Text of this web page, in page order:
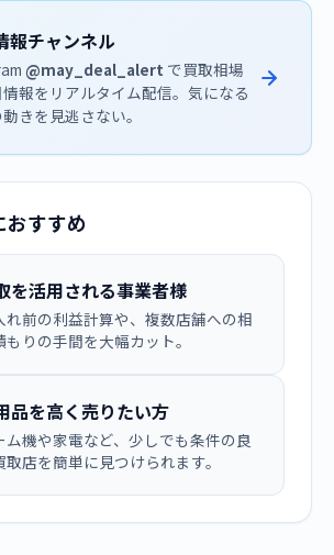
報チャンネル
@may_deal_alert で買取相場
報をリアルタイム配信。気になる
きを見逃さない。
おすすめ
を活用される事業者様
れ前の利益計算や、複数店舗への相
もりの手間を大幅カット。
品を高く売りたい方
ム機や家電など、少しでも条件の良
取店を簡単に見つけられます。